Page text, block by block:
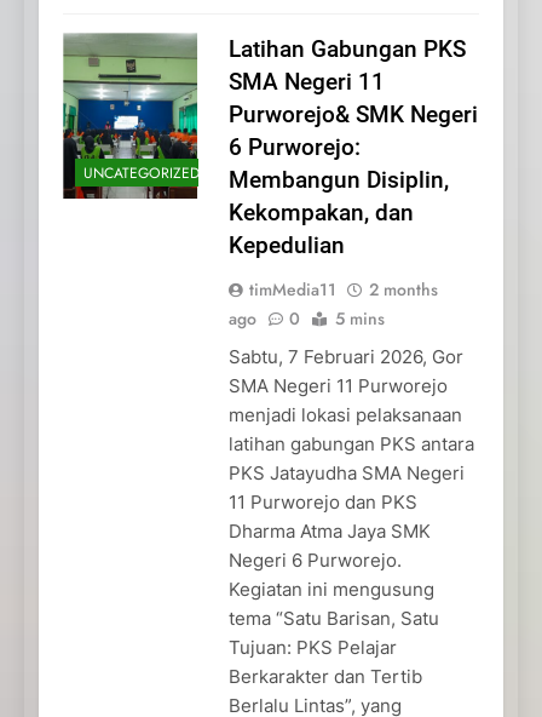
UNCATEGORIZED
Latihan Gabungan PKS
SMA Negeri 11
Purworejo& SMK Negeri
6 Purworejo:
Membangun Disiplin,
Kekompakan, dan
Kepedulian
timMedia11
2 months
ago
0 5 mins
Sabtu, 7 Februari 2026, Gor
SMA Negeri 11 Purworejo
menjadi lokasi pelaksanaan
latihan gabungan PKS antara
PKS Jatayudha SMA Negeri
11 Purworejo dan PKS
Dharma Atma Jaya SMK
Negeri 6 Purworejo.
Kegiatan ini mengusung
tema “Satu Barisan, Satu
Tujuan: PKS Pelajar
Berkarakter dan Tertib
Berlalu Lintas”, yang